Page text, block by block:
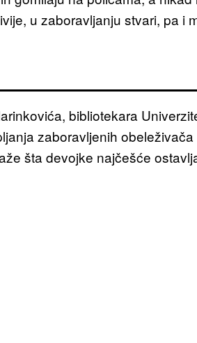
u zaboravljanju stvari, pa i
bibliotekara
zaboravljenih
šta devojke najčešće